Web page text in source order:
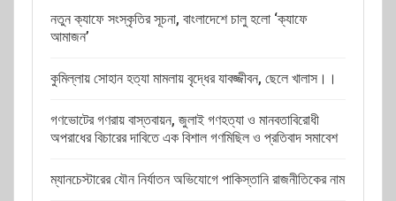
নতুন ক্যাফে সংস্কৃতির সূচনা, বাংলাদেশে চালু হলো ‘ক্যাফে
আমাজন’
কুমিল্লায় সোহান হত্যা মামলায় বৃদ্ধের যাবজ্জীবন, ছেলে খালাস।।
গণভোটের গণরায় বাস্তবায়ন, জুলাই গণহত্যা ও মানবতাবিরোধী
অপরাধের বিচারের দাবিতে এক বিশাল গণমিছিল ও প্রতিবাদ সমাবেশ
ম্যানচেস্টারের যৌন নির্যাতন অভিযোগে পাকিস্তানি রাজনীতিকের নাম